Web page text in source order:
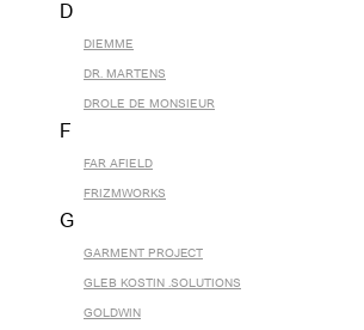
D
DIEMME
DR. MARTENS
DROLE DE MONSIEUR
F
FAR AFIELD
FRIZMWORKS
G
GARMENT PROJECT
GLEB KOSTIN .SOLUTIONS
GOLDWIN